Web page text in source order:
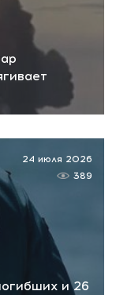
и 26
24 июля 2026
389